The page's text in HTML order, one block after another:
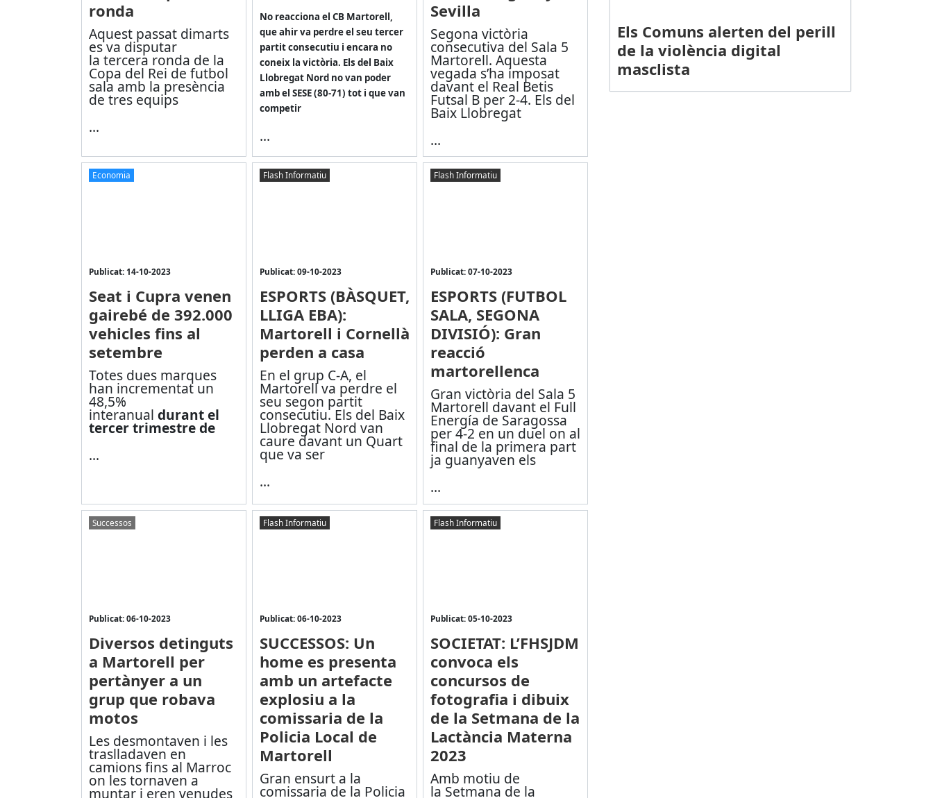
ronda
Aquest passat dimarts
es va disputar
la tercera ronda de la
Copa del Rei de futbol
sala amb la presència
de tres equips
...
No reacciona el CB Martorell,
que ahir va perdre el seu tercer
partit consecutiu i encara no
coneix la victòria. Els del Baix
Llobregat Nord no van poder
amb el SESE (80-71) tot i que van
competir
...
Sevilla
Segona victòria
consecutiva del Sala 5
Martorell. Aquesta
vegada s’ha imposat
davant el Real Betis
Futsal B per 2-4. Els del
Baix Llobregat
...
Economia
Publicat: 14-10-2023
Seat i Cupra venen
gairebé de 392.000
vehicles fins al
setembre
Totes dues marques
han incrementat un
48,5%
interanual durant el
tercer trimestre de
...
Flash Informatiu
Publicat: 09-10-2023
ESPORTS (BÀSQUET,
LLIGA EBA):
Martorell i Cornellà
perden a casa
En el grup C-A, el
Martorell va perdre el
seu segon partit
consecutiu. Els del Baix
Llobregat Nord van
caure davant un Quart
que va ser
...
Flash Informatiu
Publicat: 07-10-2023
ESPORTS (FUTBOL
SALA, SEGONA
DIVISIÓ): Gran
reacció
martorellenca
Gran victòria del Sala 5
Martorell davant el Full
Energía de Saragossa
per 4-2 en un duel on al
final de la primera part
ja guanyaven els
...
Successos
Publicat: 06-10-2023
Diversos detinguts
a Martorell per
pertànyer a un
grup que robava
motos
Les desmontaven i les
traslladaven en
camions fins al Marroc
on les tornaven a
muntar i eren venudes
Flash Informatiu
Publicat: 06-10-2023
SUCCESSOS: Un
home es presenta
amb un artefacte
explosiu a la
comissaria de la
Policia Local de
Martorell
Gran ensurt a la
comissaria de la Policia
Flash Informatiu
Publicat: 05-10-2023
SOCIETAT: L’FHSJDM
convoca els
concursos de
fotografia i dibuix
de la Setmana de la
Lactància Materna
2023
Amb motiu de
la Setmana de la
Els Comuns alerten del perill
de la violència digital
masclista